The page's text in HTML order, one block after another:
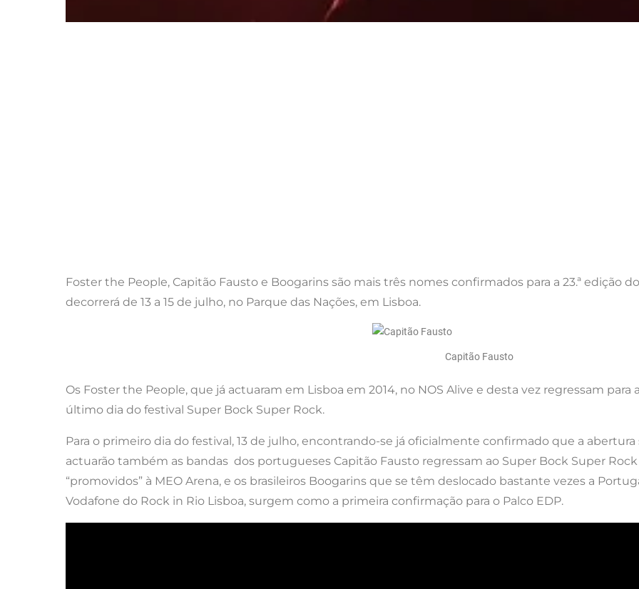
Foster the People, Capitão Fausto e Boogarins são mais três nomes confirmados para a 23.ª edição
decorrerá de 13 a 15 de julho, no Parque das Nações, em Lisboa.
Capitão Fausto
Os Foster the People, que já actuaram em Lisboa em 2014, no NOS Alive e desta vez regressam para
último dia do festival Super Bock Super Rock.
Para o primeiro dia do festival, 13 de julho, encontrando-se já oficialmente confirmado que a
actuarão também as bandas dos portugueses Capitão Fausto regressam ao Super Bock Super
“promovidos” à MEO Arena, e os brasileiros Boogarins que se têm deslocado bastante vezes a
Vodafone do Rock in Rio Lisboa, surgem como a primeira confirmação para o Palco EDP.